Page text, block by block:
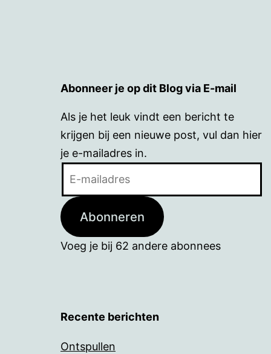
Abonneer je op dit Blog via E-mail
Als je het leuk vindt een bericht te
krijgen bij een nieuwe post, vul dan hier
je e-mailadres in.
Abonneren
Voeg je bij 62 andere abonnees
Recente berichten
Ontspullen